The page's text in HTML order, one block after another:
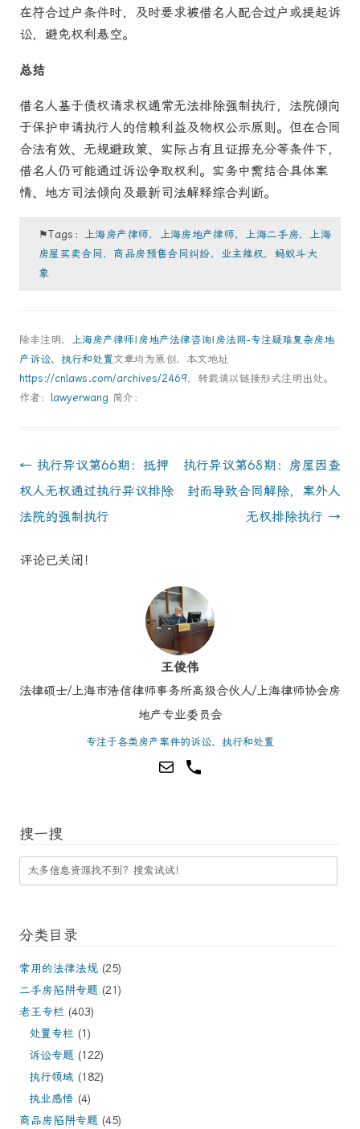
在符合过户条件时，及时要求被借名人配合过户或提起诉
讼，避免权利悬空。
总结
借名人基于债权请求权通常无法排除强制执行，法院倾向
于保护申请执行人的信赖利益及物权公示原则。但在合同
合法有效、无规避政策、实际占有且证据充分等条件下，
借名人仍可能通过诉讼争取权利。实务中需结合具体案
情、地方司法倾向及最新司法解释综合判断。
⚑Tags：
上海房产律师，上海房地产律师，上海二手房，上海
房屋买卖合同，商品房预售合同纠纷，业主维权，蚂蚁斗大
象
除非注明，
上海房产律师|房地产法律咨询|房法网-专注疑难复杂房地
产诉讼、执行和处置文章均为原创，本文地址
https://cnlaws.com/archives/2469，转载请以链接形式注明出处。
作者： lawyerwang 简介：
Post
navigation
← 执行异议第66期：抵押
权人无权通过执行异议排除
法院的强制执行
执行异议第68期：房屋因查
封而导致合同解除，案外人
无权排除执行 →
评论已关闭！
王俊伟
法律硕士/上海市浩信律师事务所高级合伙人/上海律师协会房
地产专业委员会
专注于各类房产案件的诉讼、执行和处置
搜一搜
分类目录
常用的法律法规 (25)
二手房陷阱专题 (21)
老王专栏 (403)
处置专栏 (1)
诉讼专题 (122)
执行领域 (182)
执业感悟 (4)
商品房陷阱专题 (45)